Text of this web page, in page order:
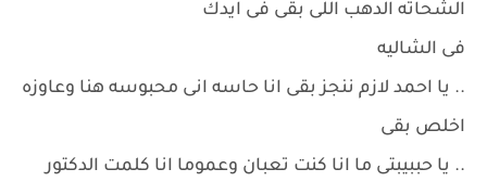
الشحاته الدهب اللى بقى فى ايدك
فى الشاليه
.. يا احمد لازم ننجز بقى انا حاسه انى محبوسه هنا وعاوزه
اخلص بقى
.. يا حببيبتى ما انا كنت تعبان وعموما انا كلمت الدكتور